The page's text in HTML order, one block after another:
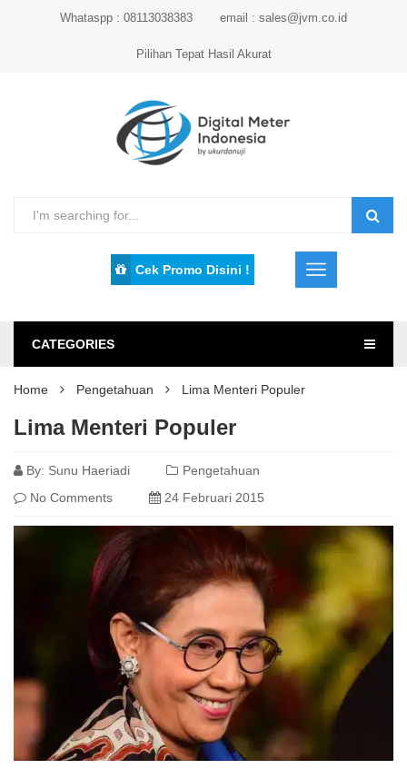
Whataspp : 08113038383 email : sales@jvm.co.id
Pilihan Tepat Hasil Akurat
Cek Promo Disini !
CATEGORIES
Home Pengetahuan Lima Menteri Populer
Lima Menteri Populer
By: Sunu Haeriadi
Pengetahuan
No Comments
24 Februari 2015